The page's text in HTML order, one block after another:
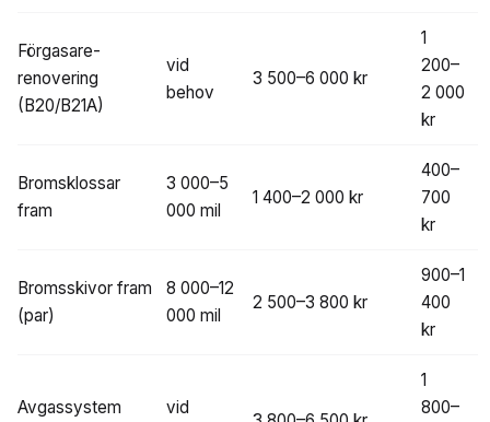
Förgasare-
renovering
(B20/B21A)
vid
behov
3 500–6 000 kr
1
200–
2 000
kr
Bromsklossar
fram
3 000–5
000 mil
1 400–2 000 kr
400–
700
kr
Bromsskivor fram
(par)
8 000–12
000 mil
2 500–3 800 kr
900–1
400
kr
Avgassystem vid
1
800–